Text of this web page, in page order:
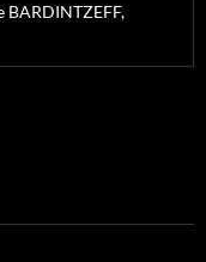
BARDINTZEFF,